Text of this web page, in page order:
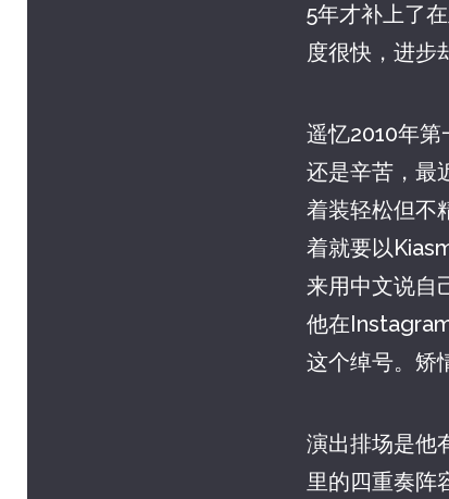
5年才补上了
度很快，进步
遥忆2010年第
还是辛苦，最
着装轻松但不
着就要以
来用中文说自
他在
这个绰号。矫
演出排场是他
里的四重奏阵